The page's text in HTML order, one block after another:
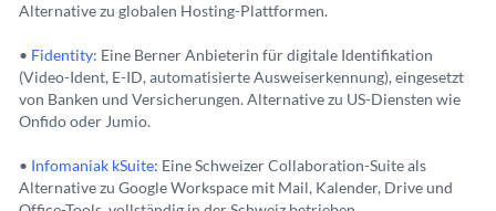
Alternative zu globalen Hosting-Plattformen.
• Fidentity: Eine Berner Anbieterin für digitale Identifikation
(Video-Ident, E-ID, automatisierte Ausweiserkennung), eingesetzt
von Banken und Versicherungen. Alternative zu US-Diensten wie
Onfido oder Jumio.
• Infomaniak kSuite: Eine Schweizer Collaboration-Suite als
Alternative zu Google Workspace mit Mail, Kalender, Drive und